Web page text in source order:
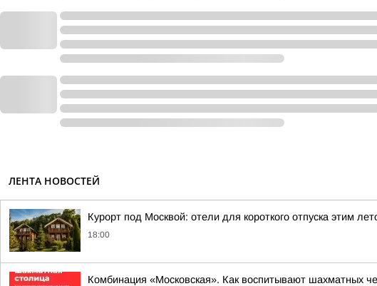
ЛЕНТА НОВОСТЕЙ
Курорт под Москвой: отели для короткого отпуска этим
18:00
Комбинация «Московская». Как воспитывают шахматных